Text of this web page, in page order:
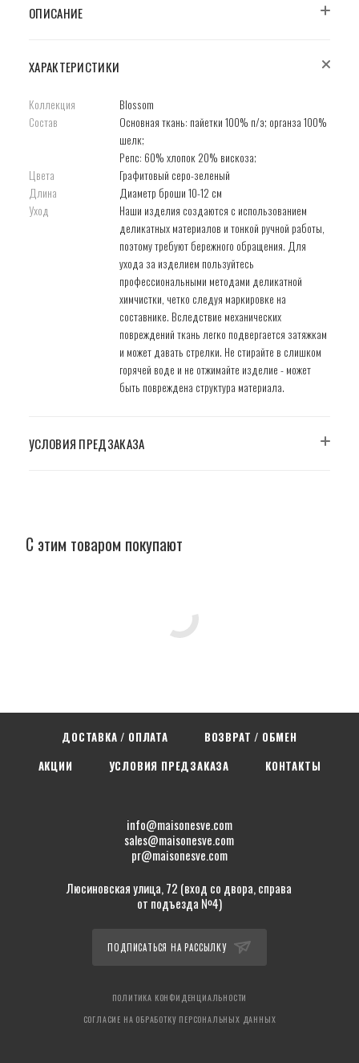
ОПИСАНИЕ
ХАРАКТЕРИСТИКИ
Коллекция
Blossom
Состав
Основная ткань: пайетки 100% п/э; органза 100%
шелк;
Репс: 60% хлопок 20% вискоза;
Цвета
Графитовый серо-зеленый
Длина
Диаметр броши 10-12 см
Уход
Наши изделия создаются с использованием
деликатных материалов и тонкой ручной работы,
поэтому требуют бережного обращения. Для
ухода за изделием пользуйтесь
профессиональными методами деликатной
химчистки, четко следуя маркировке на
составнике. Вследствие механических
повреждений ткань легко подвергается затяжкам
и может давать стрелки. Не стирайте в слишком
горячей воде и не отжимайте изделие - может
быть повреждена структура материала.
УСЛОВИЯ ПРЕДЗАКАЗА
С этим товаром покупают
ДОСТАВКА / ОПЛАТА
ВОЗВРАТ / ОБМЕН
АКЦИИ
УСЛОВИЯ ПРЕДЗАКАЗА КОНТАКТЫ
info@maisonesve.com
sales@maisonesve.com
pr@maisonesve.com
Люсиновская улица, 72 (вход со двора, справа
от подъезда №4)
ПОДПИСАТЬСЯ НА РАССЫЛКУ
ПОЛИТИКА КОНФИДЕНЦИАЛЬНОСТИ
СОГЛАСИЕ НА ОБРАБОТКУ ПЕРСОНАЛЬНЫХ ДАННЫХ